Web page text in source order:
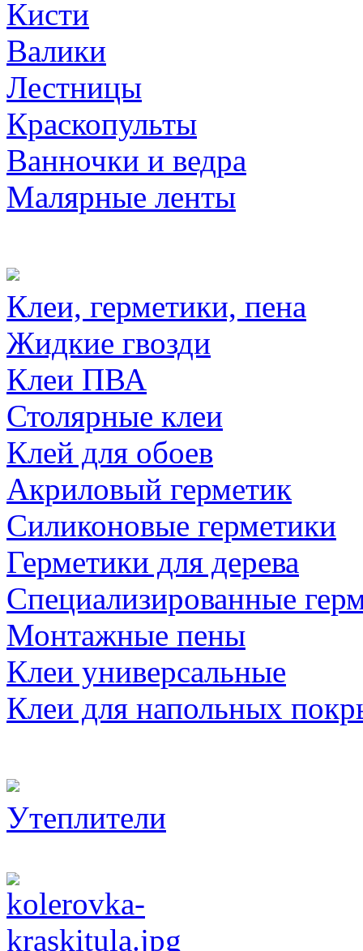
Кисти
Валики
Лестницы
Краскопульты
Ванночки и ведра
Малярные ленты
Клеи, герметики, пена
Жидкие гвозди
Клеи ПВА
Столярные клеи
Клей для обоев
Акриловый герметик
Силиконовые герметики
Герметики для дерева
Специализированные
Монтажные пены
Клеи универсальные
Клеи для напольных
Утеплители